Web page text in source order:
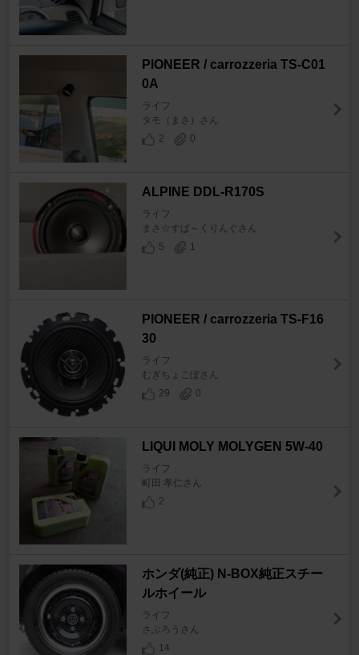
PIONEER / carrozzeria TS-C01
0A
ライフ
タモ（まさ）さん
2
0
ALPINE DDL-R170S
ライフ
まさ☆すぱ～くりんぐさん
5
1
PIONEER / carrozzeria TS-F16
30
ライフ
むぎちょこぼさん
29
0
LIQUI MOLY MOLYGEN 5W-40
ライフ
町田 孝仁さん
2
ホンダ(純正) N-BOX純正スチー
ルホイール
ライフ
さぶろうさん
14